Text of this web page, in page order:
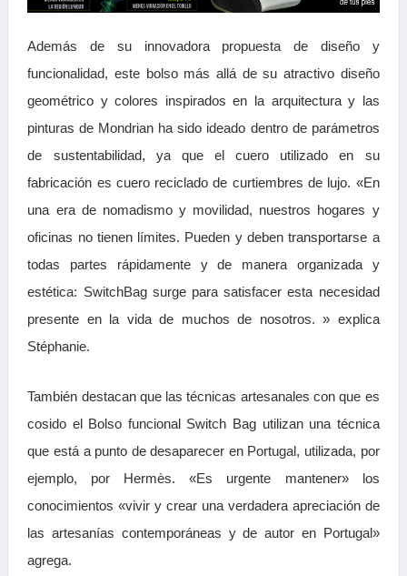
Además de su innovadora propuesta de diseño y
funcionalidad, este bolso más allá de su atractivo diseño
geométrico y colores inspirados en la arquitectura y las
pinturas de Mondrian ha sido ideado dentro de parámetros
de sustentabilidad, ya que el cuero utilizado en su
fabricación es cuero reciclado de curtiembres de lujo. «En
una era de nomadismo y movilidad, nuestros hogares y
oficinas no tienen límites. Pueden y deben transportarse a
todas partes rápidamente y de manera organizada y
estética: SwitchBag surge para satisfacer esta necesidad
presente en la vida de muchos de nosotros. » explica
Stéphanie.
También destacan que las técnicas artesanales con que es
cosido el Bolso funcional Switch Bag utilizan una técnica
que está a punto de desaparecer en Portugal, utilizada, por
ejemplo, por Hermès. «Es urgente mantener» los
conocimientos «vivir y crear una verdadera apreciación de
las artesanías contemporáneas y de autor en Portugal»
agrega.